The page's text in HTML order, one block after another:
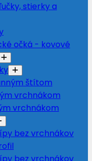
stierky a
očká - kovové
štítom
vrchnákom
vrchnákom
bez vrchnákov